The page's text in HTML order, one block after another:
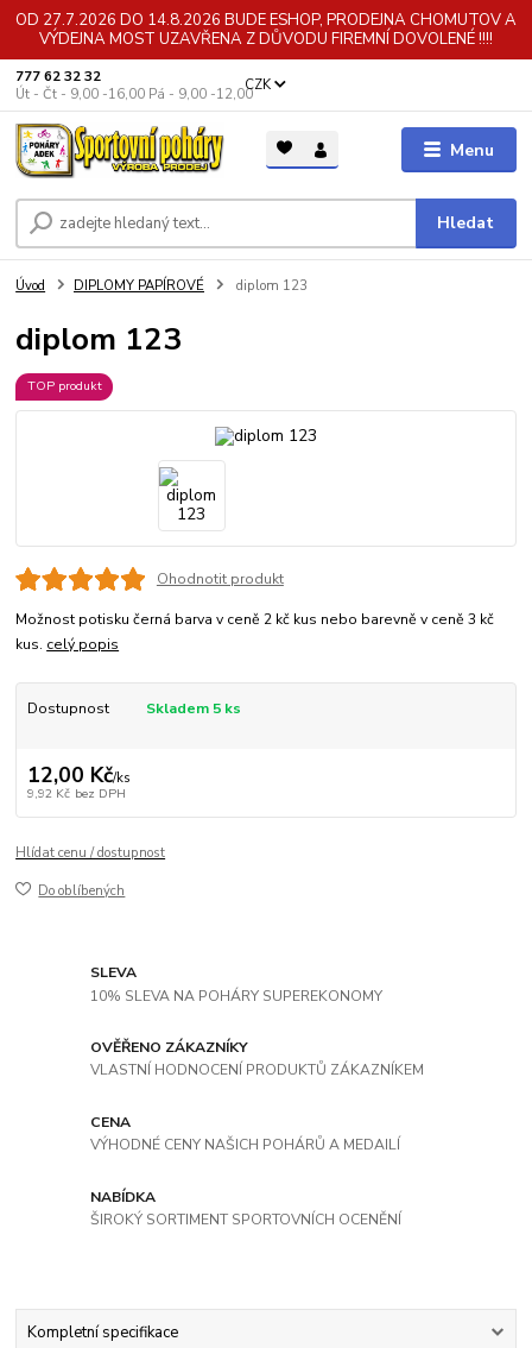
OD 27.7.2026 DO 14.8.2026 BUDE ESHOP, PRODEJNA CHOMUTOV A
VÝDEJNA MOST UZAVŘENA Z DŮVODU FIREMNÍ DOVOLENÉ !!!!
Menu
CZK
Hledat
777 62 32 32
Út - Čt - 9,00 -16,00 Pá - 9,00 -12,00
Úvod DIPLOMY PAPÍROVÉ diplom 123
diplom 123
TOP produkt
Ohodnotit produkt
Možnost potisku černá barva v ceně 2 kč kus nebo barevně v ceně 3 kč
kus. celý popis
Dostupnost Skladem 5 ks
12,00 Kč/ks
9,92 Kč bez DPH
Hlídat cenu / dostupnost
Do oblíbených
SLEVA
10% SLEVA NA POHÁRY SUPEREKONOMY
OVĚŘENO ZÁKAZNÍKY
VLASTNÍ HODNOCENÍ PRODUKTŮ ZÁKAZNÍKEM
CENA
VÝHODNÉ CENY NAŠICH POHÁRŮ A MEDAILÍ
NABÍDKA
ŠIROKÝ SORTIMENT SPORTOVNÍCH OCENĚNÍ
Kompletní specifikace